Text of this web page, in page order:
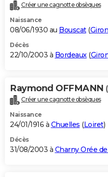
Créer une cagnotte obsèques
Naissance
08/06/1930 au Bouscat(
Décès
22/10/2003 à Bordeaux(
Raymond OFFMANN
Créer une cagnotte obsèques
Naissance
24/01/1916 à Chuelles (Loiret)
Décès
31/08/2003 à Charny Orée